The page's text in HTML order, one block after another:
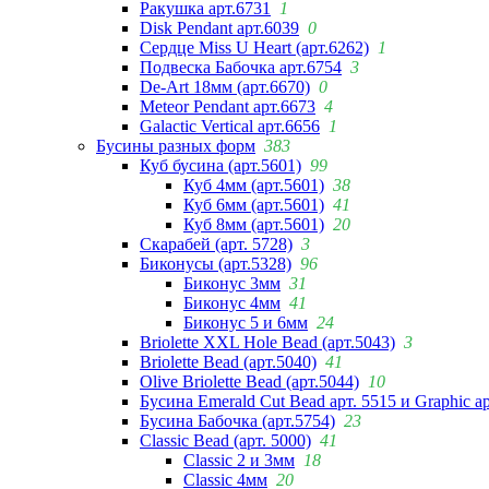
Ракушка арт.6731
1
Disk Pendant арт.6039 0
Сердце Miss U Heart (арт.6262) 1
Подвеска Бабочка арт.6754 3
De-Art 18мм (арт.6670) 0
Meteor Pendant арт.6673 4
Galactic Vertical арт.6656 1
Бусины разных форм 383
Куб бусина (арт.5601) 99
Куб 4мм (арт.5601) 38
Куб 6мм (арт.5601) 41
Куб 8мм (арт.5601) 20
Скарабей (арт. 5728) 3
Биконусы (арт.5328) 96
Биконус 3мм 31
Биконус 4мм 41
Биконус 5 и 6мм 24
Briolette XXL Hole Bead (арт.5043) 3
Briolette Bead (арт.5040) 41
Olive Briolette Bead (арт.5044) 10
Бусина Emerald Cut Bead арт. 5515 и Graphic
Бусина Бабочка (арт.5754) 23
Classic Bead (арт. 5000) 41
Classic 2 и 3мм 18
Classic 4мм 20